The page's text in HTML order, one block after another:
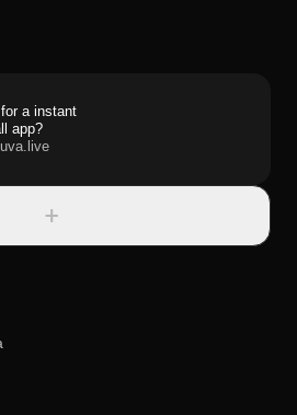
a instant
app?
+